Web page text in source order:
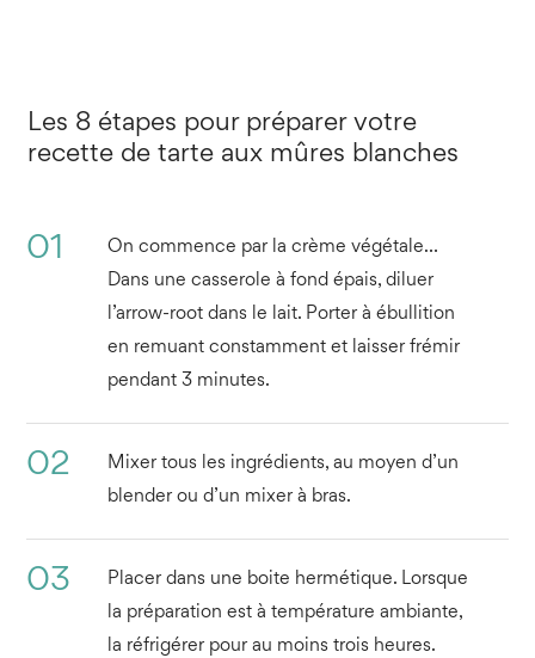
Les 8 étapes pour préparer votre
recette de tarte aux mûres blanches
01
On commence par la crème végétale…
Dans une casserole à fond épais, diluer
l’arrow-root dans le lait. Porter à ébullition
en remuant constamment et laisser frémir
pendant 3 minutes.
02
Mixer tous les ingrédients, au moyen d’un
blender ou d’un mixer à bras.
03
Placer dans une boite hermétique. Lorsque
la préparation est à température ambiante,
la réfrigérer pour au moins trois heures.